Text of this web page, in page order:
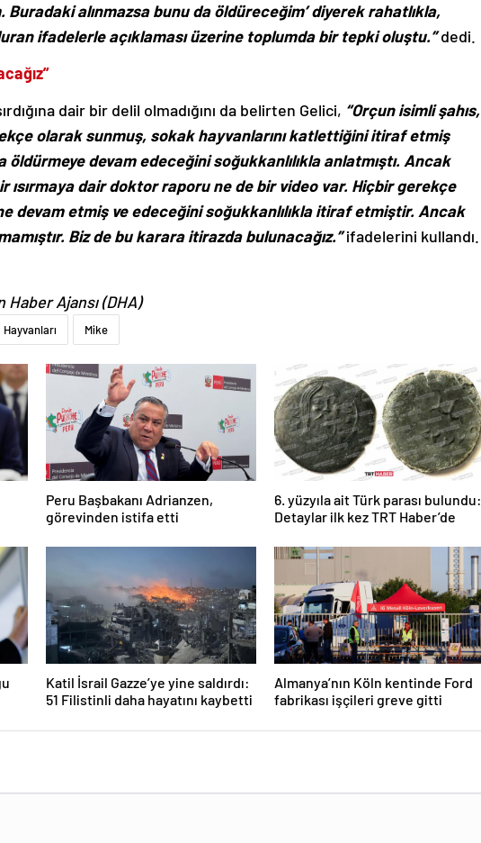
alınmazsa bunu da öldüreceğim’ diyerek rahatlıkla,
ifadelerle açıklaması üzerine toplumda bir tepki oluştu.”dedi.
dair bir delil olmadığını da belirten Gelici, “Orçun isimli şahıs,
olarak sunmuş, sokak hayvanlarını katlettiğini itiraf etmiş
öldürmeye devam edeceğini soğukkanlılıkla anlatmıştı. Ancak
ısırmaya dair doktor raporu ne de bir video var. Hiçbir gerekçe
devam etmiş ve edeceğini soğukkanlılıkla itiraf etmiştir. Ancak
Biz de bu karara itirazda bulunacağız.”ifadelerini kullandı.
Ajansı (DHA)
Hayvanları Mike
Peru Başbakanı Adrianzen,
görevinden istifa etti
6. yüzyıla ait Türk parası bulundu:
Detaylar ilk kez TRT Haber’de
Katil İsrail Gazze’ye yine saldırdı:
51 Filistinli daha hayatını kaybetti
Almanya’nın Köln kentinde Ford
fabrikası işçileri greve gitti